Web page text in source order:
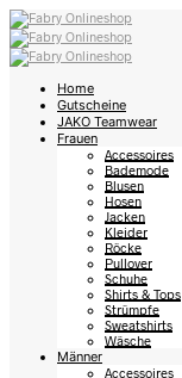
Home
Gutscheine
JAKO Teamwear
Frauen
Accessoires
Bademode
Blusen
Hosen
Jacken
Kleider
Röcke
Pullover
Schuhe
Shirts & Tops
Strümpfe
Sweatshirts
Wäsche
Männer
Accessoires